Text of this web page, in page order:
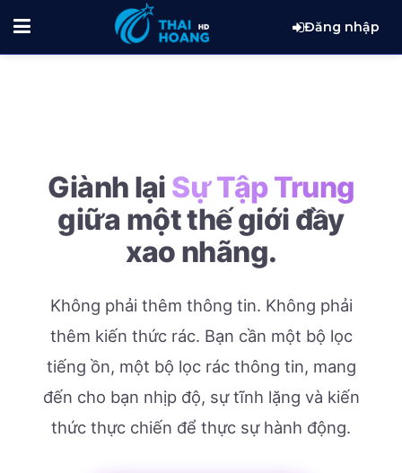
Đăng nhập
Giành lại Sự Tập Trung
giữa một thế giới đầy
xao nhãng.
Không phải thêm thông tin. Không phải
thêm kiến thức rác. Bạn cần một bộ lọc
tiếng ồn, một bộ lọc rác thông tin, mang
đến cho bạn nhịp độ, sự tĩnh lặng và kiến
thức thực chiến để thực sự hành động.